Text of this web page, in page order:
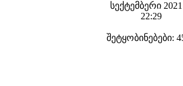
სექტემბერი
22:29
შეტყობინებები: